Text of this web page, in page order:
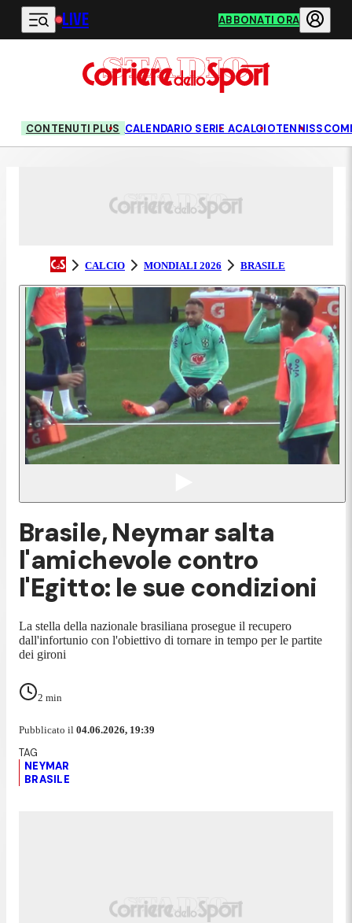
Vai al contenuto principale
LIVE ABBONATI ORA
CONTENUTI PLUS CALENDARIO SERIE ACALCIOTENNIS
CALCIO MONDIALI 2026 BRASILE
Brasile, Neymar salta
l'amichevole contro
l'Egitto: le sue condizioni
La stella della nazionale brasiliana prosegue il recupero
dall'infortunio con l'obiettivo di tornare in tempo per le partite
dei gironi
2 min
Pubblicato il 04.06.2026, 19:39
NEYMAR
BRASILE